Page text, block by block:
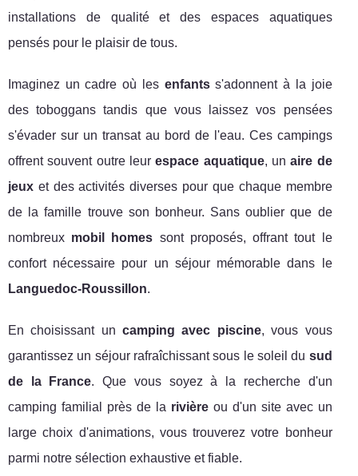
installations de qualité et des espaces aquatiques
pensés pour le plaisir de tous.
Imaginez un cadre où les enfantss'adonnent à la joie
des toboggans tandis que vous laissez vos pensées
s'évader sur un transat au bord de l'eau. Ces campings
offrent souvent outre leurespace aquatique, unaire de
jeux et des activités diverses pour que chaque membre
de la famille trouve son bonheur. Sans oublier que de
nombreux mobil homes sont proposés, offrant tout le
confort nécessaire pour un séjour mémorable dans le
Languedoc-Roussillon.
En choisissant uncamping avec piscine, vous vous
garantissez un séjour rafraîchissant sous le soleil du sud
de la France. Que vous soyez à la recherche d'un
camping familial près de la rivièreou d'un site avec un
large choix d'animations, vous trouverez votre bonheur
parmi notre sélection exhaustive et fiable.